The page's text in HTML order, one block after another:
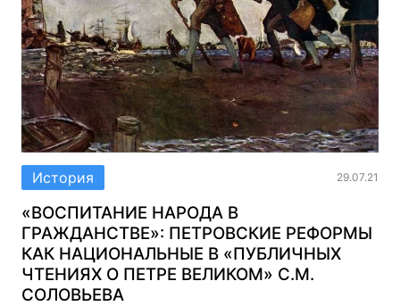
История 29.07.21
«ВОСПИТАНИЕ НАРОДА В
ГРАЖДАНСТВЕ»: ПЕТРОВСКИЕ РЕФОРМЫ
КАК НАЦИОНАЛЬНЫЕ В «ПУБЛИЧНЫХ
ЧТЕНИЯХ О ПЕТРЕ ВЕЛИКОМ» С.М.
СОЛОВЬЕВА